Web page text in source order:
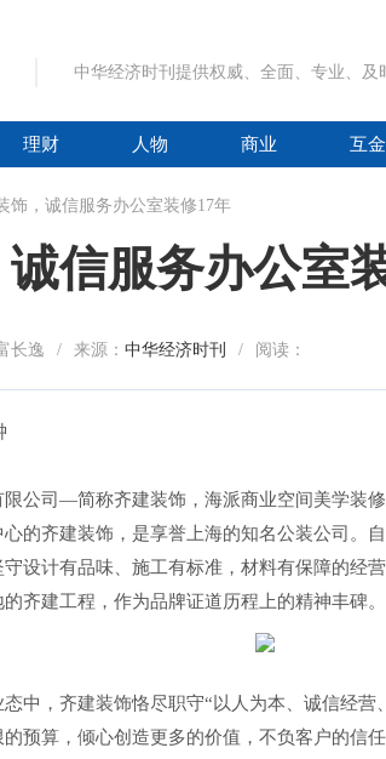
中华经济时刊提供权威、全面、专业、
理财 人物 商业 互金
饰，诚信服务办公室装修17年
信服务办公室
长逸 / 来源： 中华经济时刊 / 阅读：
限公司—简称齐建装饰，海派商业空间美学装修
的齐建装饰，是享誉上海的知名公装公司。
设计有品味、施工有标准，材料有保障的经
齐建工程，作为品牌证道历程上的精神丰碑。
中，齐建装饰恪尽职守“以人为本、诚信经
预算，倾心创造更多的价值，不负客户的信